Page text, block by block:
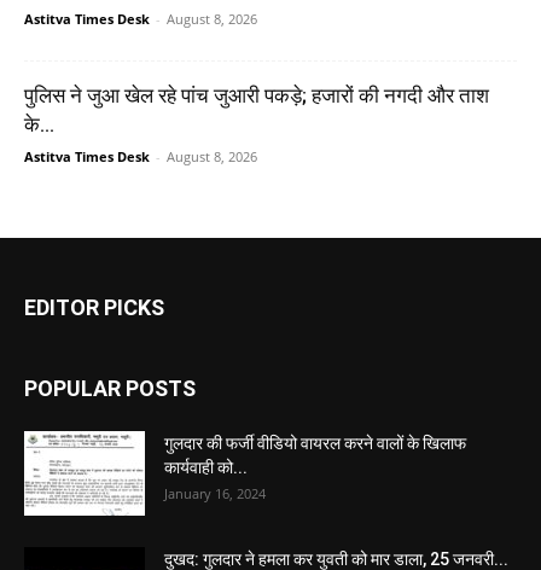
Astitva Times Desk - August 8, 2026
पुलिस ने जुआ खेल रहे पांच जुआरी पकड़े; हजारों की नगदी और ताश
के...
Astitva Times Desk - August 8, 2026
EDITOR PICKS
POPULAR POSTS
गुलदार की फर्जी वीडियो वायरल करने वालों के खिलाफ
कार्यवाही को...
January 16, 2024
दुखद: गुलदार ने हमला कर युवती को मार डाला, 25 जनवरी...